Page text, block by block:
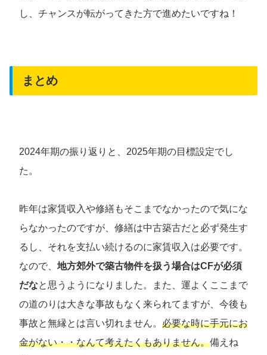
し、チャンスが転がってきた方で進めたいですね！
まとめ
2024年期の振り返りと、2025年期の目標設定でし
た。
昨年は家賃収入や修繕もそこまでなかったので気にな
らなかったのですが、修繕は中古築古だと必ず発生す
るし、それを支払い続けるのに家賃収入は必要です。
なので、 地方郊外で築古物件を扱う場合はCFが必須
だなと思うようになりました。また、運よくここまで
の道のりは大きな事故もなく来られてますが、今後も
事故と無縁とは言い切れません。 必要な時に手元にお
金がない・・なんて考えたくもありません。備えね